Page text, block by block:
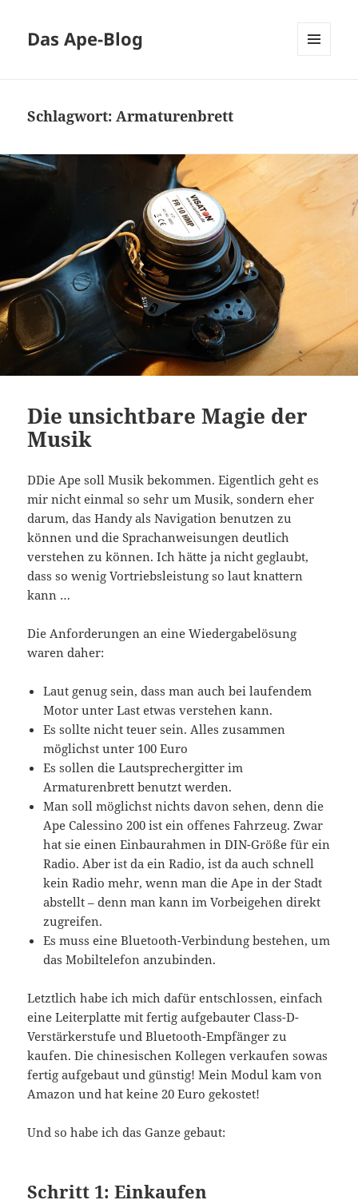
Das Ape-Blog
Schlagwort:Armaturenbrett
Die unsichtbare Magie der
Musik
DDie Ape soll Musik bekommen. Eigentlich geht es
mir nicht einmal so sehr um Musik, sondern eher
darum, das Handy als Navigation benutzen zu
können und die Sprachanweisungen deutlich
verstehen zu können. Ich hätte ja nicht geglaubt,
dass so wenig Vortriebsleistung so laut knattern
kann …
Die Anforderungen an eine Wiedergabelösung
waren daher:
Laut genug sein, dass man auch bei laufendem
Motor unter Last etwas verstehen kann.
Es sollte nicht teuer sein. Alles zusammen
möglichst unter 100 Euro
Es sollen die Lautsprechergitter im
Armaturenbrett benutzt werden.
Man soll möglichst nichts davon sehen, denn die
Ape Calessino 200 ist ein offenes Fahrzeug. Zwar
hat sie einen Einbaurahmen in DIN-Größe für ein
Radio. Aber ist da ein Radio, ist da auch schnell
kein Radio mehr, wenn man die Ape in der Stadt
abstellt – denn man kann im Vorbeigehen direkt
zugreifen.
Es muss eine Bluetooth-Verbindung bestehen, um
das Mobiltelefon anzubinden.
Letztlich habe ich mich dafür entschlossen, einfach
eine Leiterplatte mit fertig aufgebauter Class-D-
Verstärkerstufe und Bluetooth-Empfänger zu
kaufen. Die chinesischen Kollegen verkaufen sowas
fertig aufgebaut und günstig! Mein Modul kam von
Amazon und hat keine 20 Euro gekostet!
Und so habe ich das Ganze gebaut:
Schritt 1: Einkaufen